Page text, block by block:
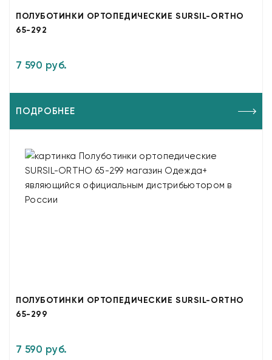
ПОЛУБОТИНКИ ОРТОПЕДИЧЕСКИЕ SURSIL-ORTHO
65-292
7 590 руб.
ПОДРОБНЕЕ
ПОЛУБОТИНКИ ОРТОПЕДИЧЕСКИЕ SURSIL-ORTHO
65-299
7 590 руб.